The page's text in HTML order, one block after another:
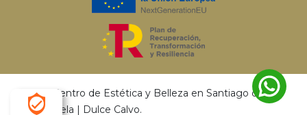
© 2026 Centro de Estética y Belleza en Santiago de
Compostela | Dulce Calvo.